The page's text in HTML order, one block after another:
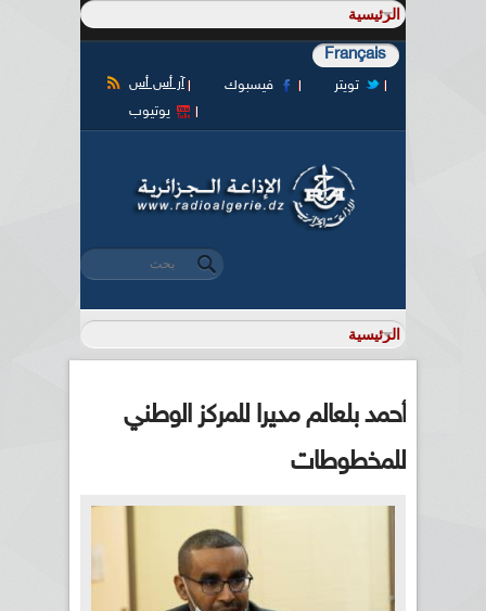
Français
آر أس أس فيسبوك
تويتر
يوتيوب
استمارة البحث
‏بحث ‏
أحمد بلعالم مديرا للمركز الوطني
للمخطوطات